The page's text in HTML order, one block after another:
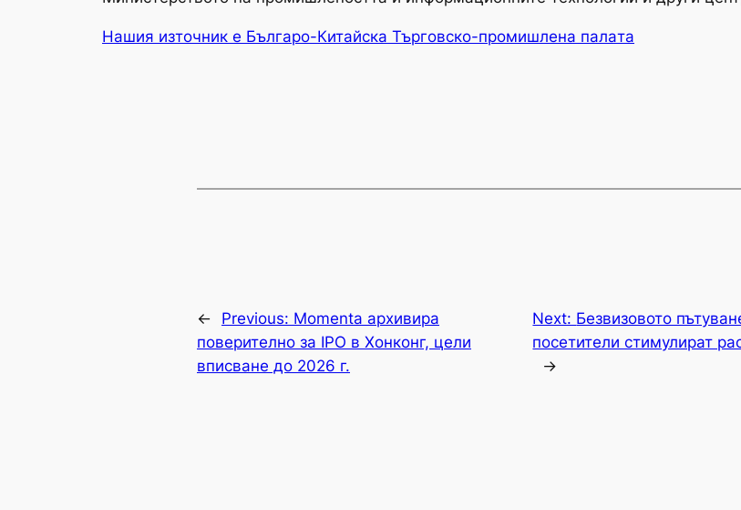
Нашия източник е Българо-Китайска Търговско-промишлена палaта
← Previous: Momenta архивира
поверително за IPO в Хонконг, цели
вписване до 2026 г.
Next: Безвизовото
посетители стимулират
→